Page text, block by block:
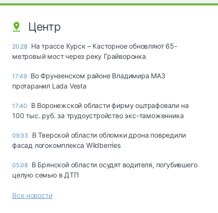
Центр
20:28 На трассе Курск – Касторное обновляют 65-
метровый мост через реку Грайворонка
17:49 Во Фрунзенском районе Владимира МАЗ
протаранил Lada Vesta
17:40
В Воронежской области фирму оштрафовали на
100 тыс. руб. за трудоустройство экс-таможенника
09:33
В Тверской области обломки дрона повредили
фасад логокомплекса Wildberries
05.08 В Брянской области осудят водителя, погубившего
целую семью в ДТП
Все новости